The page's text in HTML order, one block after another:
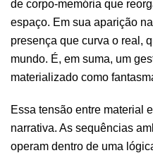
de corpo-memória que
espaço. Em sua aparição
presença que curva o real,
mundo. É, em suma, um
materializado como
Essa tensão entre material
narrativa. As sequências
operam dentro de uma